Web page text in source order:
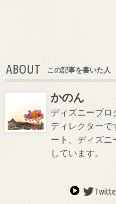
ABOUT この記事を書いた人
かのん
ディズニーブロ
ディレクター
ート、ディズニ
しています。